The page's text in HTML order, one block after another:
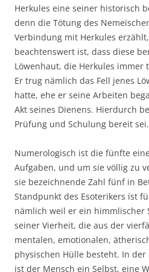
Herkules eine seiner historisch
denn die Tötung des
Verbindung mit Herkules
beachtenswert ist, dass diese
Löwenhaut, die Herkules immer
Er trug nämlich das Fell jenes
hatte, ehe er seine Arbeiten
Akt seines Dienens. Hierdurch
Prüfung und Schulung bereit sei.
Numerologisch ist die fünfte
Aufgaben, und um sie völlig zu
sie bezeichnende Zahl fünf in
Standpunkt des Esoterikers ist
nämlich weil er ein himmlischer
seiner Vierheit, die aus der
mentalen, emotionalen,
physischen Hülle besteht. In der
ist der Mensch ein Selbst, eine